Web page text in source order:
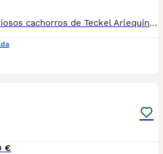
🐶🤍🤎 Se venden preciosos cachorros de Teckel Arlequín 🐾✨ Cariñosos, juguetones, inteligentes y muy sociables. 💕 Criados con mucho mimo en un ambiente familiar, listos para llenar de alegría su nuevo hogar. 🏡🥰 🌟 Precioso pelaje arlequín, único y llamativo. ✅ Se entregan con la edad adecuada. ✅ Desparasitados y con la documentación correspondiente según su edad. 📸 Fotos y vídeos disponibles sin compromiso. 📲 Más información: 687482079 📍 Galicia, Madrid, Valencia, Barcelona, Sevilla, Almería, Pamplona.
€